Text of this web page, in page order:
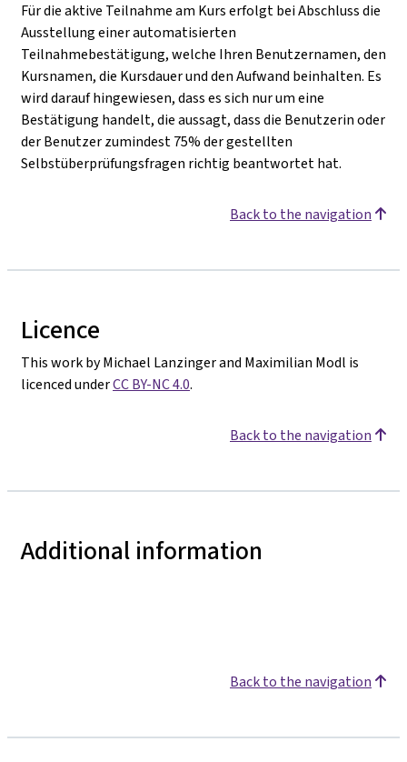
Für die aktive Teilnahme am Kurs erfolgt bei Abschluss die
Ausstellung einer automatisierten
Teilnahmebestätigung, welche Ihren Benutzernamen, den
Kursnamen, die Kursdauer und den Aufwand beinhalten. Es
wird darauf hingewiesen, dass es sich nur um eine
Bestätigung handelt, die aussagt, dass die Benutzerin oder
der Benutzer zumindest 75% der gestellten
Selbstüberprüfungsfragen richtig beantwortet hat.
Back to the navigation
Licence
This work by Michael Lanzinger and Maximilian Modl is
licenced underCC BY-NC 4.0.
Back to the navigation
Additional information
Back to the navigation